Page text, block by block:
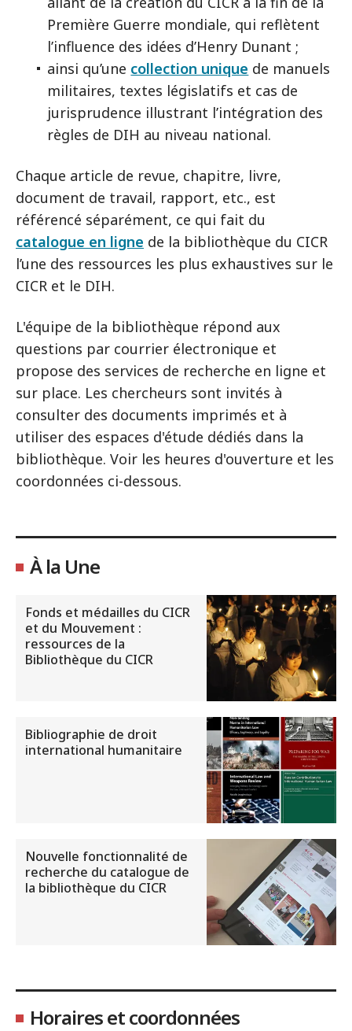
Première Guerre mondiale, qui reflètent
l’influence des idées d’Henry Dunant ;
ainsi qu’une collection unique de manuels
militaires, textes législatifs et cas de
jurisprudence illustrant l’intégration des
règles de DIH au niveau national.
Chaque article de revue, chapitre, livre,
document de travail, rapport, etc., est
référencé séparément, ce qui fait du
catalogue en ligne de la bibliothèque du CICR
l’une des ressources les plus exhaustives sur le
CICR et le DIH.
L'équipe de la bibliothèque répond aux
questions par courrier électronique et
propose des services de recherche en ligne et
sur place. Les chercheurs sont invités à
consulter des documents imprimés et à
utiliser des espaces d'étude dédiés dans la
bibliothèque. Voir les heures d'ouverture et les
coordonnées ci-dessous.
À la Une
Fonds et médailles du CICR
et du Mouvement :
ressources de la
Bibliothèque du CICR
Bibliographie de droit
international humanitaire
Nouvelle fonctionnalité de
recherche du catalogue de
la bibliothèque du CICR
Horaires et coordonnées